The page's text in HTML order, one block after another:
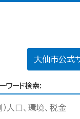
大仙市公式
ワード検索